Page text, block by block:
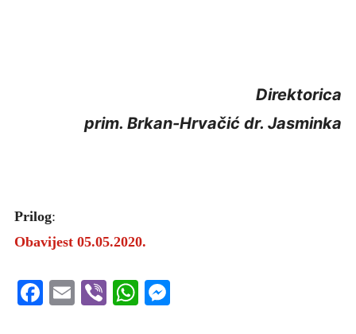
Direktorica
prim. Brkan-Hrvačić dr. Jasminka
Prilog:
Obavijest 05.05.2020.
Facebook
EmailViberWhatsApp